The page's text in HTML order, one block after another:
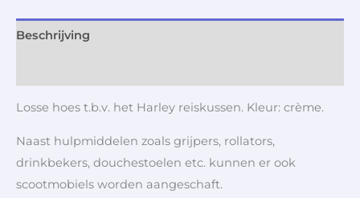
Beschrijving
Losse hoes t.b.v. het Harley reiskussen. Kleur: crème.
Naast hulpmiddelen zoals grijpers, rollators,
drinkbekers, douchestoelen etc. kunnen er ook
scootmobiels worden aangeschaft.